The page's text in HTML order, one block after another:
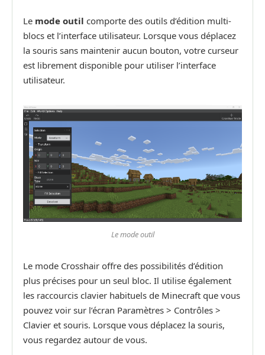
Le mode outil comporte des outils d’édition multi-
blocs et l’interface utilisateur. Lorsque vous déplacez
la souris sans maintenir aucun bouton, votre curseur
est librement disponible pour utiliser l’interface
utilisateur.
Le mode outil
Le mode Crosshair offre des possibilités d’édition
plus précises pour un seul bloc. Il utilise également
les raccourcis clavier habituels de Minecraft que vous
pouvez voir sur l’écran Paramètres > Contrôles >
Clavier et souris. Lorsque vous déplacez la souris,
vous regardez autour de vous.